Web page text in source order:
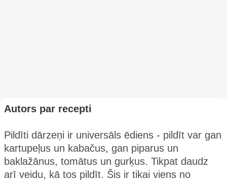
Autors par recepti
Pildīti dārzeņi ir universāls ēdiens - pildīt var gan
kartupeļus un kabačus, gan piparus un
baklažānus, tomātus un gurķus. Tikpat daudz
arī veidu, kā tos pildīt. Šis ir tikai viens no